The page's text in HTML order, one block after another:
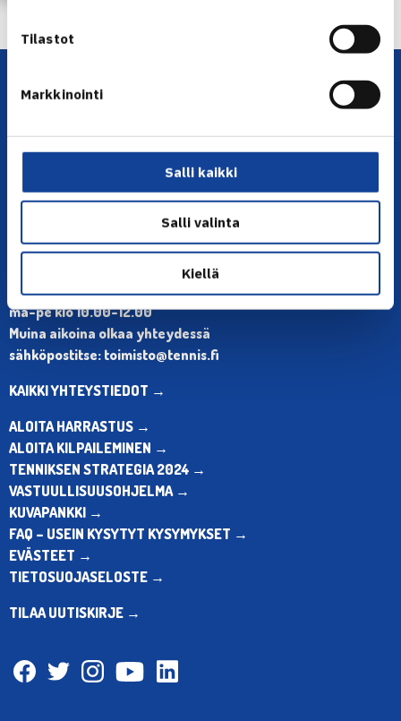
Tilastot
Markkinointi
Salli kaikki
Salli valinta
Kiellä
Olympiastadion, Paavo Nurmen tie 1, 00250 Helsinki
Toimiston puhelinajat:
ma-pe klo 10.00-12.00
Muina aikoina olkaa yhteydessä
sähköpostitse: toimisto@tennis.fi
KAIKKI YHTEYSTIEDOT →
ALOITA HARRASTUS →
ALOITA KILPAILEMINEN →
TENNIKSEN STRATEGIA 2024 →
VASTUULLISUUSOHJELMA →
KUVAPANKKI →
FAQ – USEIN KYSYTYT KYSYMYKSET →
EVÄSTEET →
TIETOSUOJASELOSTE →
TILAA UUTISKIRJE →